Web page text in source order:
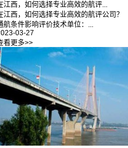
江西，如何选择专业高效的航评...
江西，如何选择专业高效的航评公司？
航条件影响评价技术单位：...
03-27
看更多>>